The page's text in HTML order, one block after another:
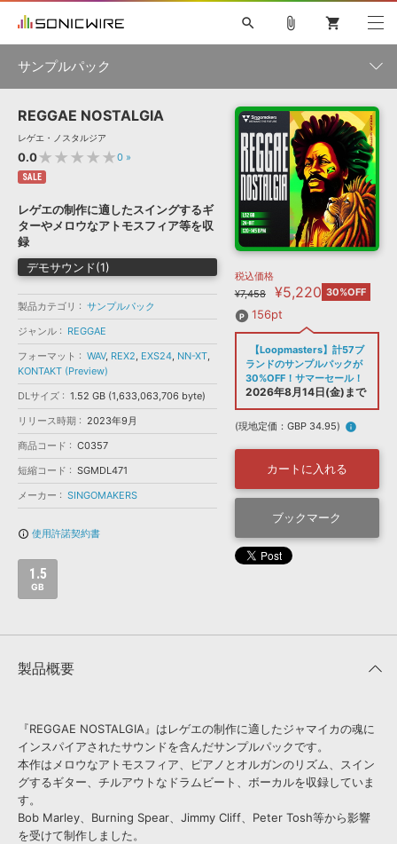
ソフト音源 »
プラグイン・エフェクト »
サンプルパック »
ソフトウェア／ツール »
DAW »
効果音 »
BGM »
特集 »
ニュースレター »
SONICWIREブログ »
製品サポート情報 »
DTMガイド »
FAQ »
お問い合わせ »
音楽カード
楽曲配信流通 サービス
無償のサウンド管理ソフト
次世代型 ボーカル・エディタ
APS
SLS
search
初音ミク NT 鏡音リン・レン V4X 巡音ルカ V4X
MEIKO V3
KAITO V3
TOONTRACK
SPITFIRE AUDIO
VIENNA
EZ DRUMMER 3
ライセンスフリーBGM
ボーカル抜き出し
DUBSTEP
ELECTRONICA
EDM TRANCE MUTANT
ROUTER.FM
SONOCA
ソフト音源 プラグイン・エフェクト
ソフトウェア／ツール 効果音
attach_file shopping_cart
サンプルパック
製品一覧
メーカー
フォーマット
ランキング
REGGAE NOSTALGIA
レゲエ・ノスタルジア
0.0★★★★★0 »
SALE
レゲエの制作に適したスイングするギ
ターやメロウなアトモスフィア等を収
録
デモサウンド(1)
製品カテゴリ
サンプルパック
ジャンル
REGGAE
フォーマット
WAV, REX2, EXS24, NN-XT,
KONTAKT (Preview)
DLサイズ
1.52 GB (1,633,063,706 byte)
リリース時期
2023年9月
商品コード
C0357
短縮コード
SGMDL471
メーカー
SINGOMAKERS
info_outline 使用許諾契約書
1.5
GB
税込価格
¥7,458
¥5,220 30%OFF
156pt
【Loopmasters】計57ブ
ランドのサンプルパックが
30%OFF！サマーセール！
2026年8月14日(金)まで
(現地定価：GBP 34.95) info
カートに入れる
ブックマーク
製品概要
『REGGAE NOSTALGIA』はレゲエの制作に適したジャマイカの魂に
インスパイアされたサウンドを含んだサンプルパックです。
本作はメロウなアトモスフィア、ピアノとオルガンのリズム、スイン
グするギター、チルアウトなドラムビート、ボーカルを収録していま
す。
Bob Marley、Burning Spear、Jimmy Cliff、Peter Tosh等から影響
を受けて制作しました。